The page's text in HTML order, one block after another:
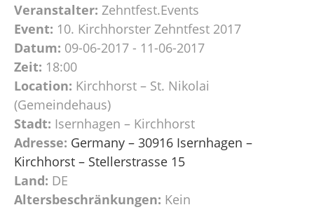
Veranstalter: Zehntfest.Events
Event: 10. Kirchhorster Zehntfest 2017
Datum: 09-06-2017 - 11-06-2017
Zeit: 18:00
Location: Kirchhorst – St. Nikolai
(Gemeindehaus)
Stadt: Isernhagen – Kirchhorst
Adresse: Germany – 30916 Isernhagen –
Kirchhorst – Stellerstrasse 15
Land: DE
Altersbeschränkungen: Kein